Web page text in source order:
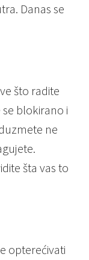
Danas se
što radite
blokirano i
ne
šta vas to
opterećivati